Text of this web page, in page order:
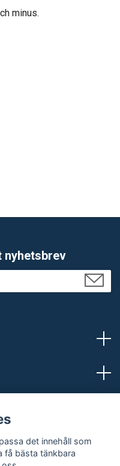
minus.
nyhetsbrev
det innehåll som
få bästa tänkbara